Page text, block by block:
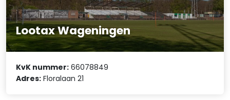
Lootax Wageningen
KvK nummer: 66078849
Adres: Floralaan 21